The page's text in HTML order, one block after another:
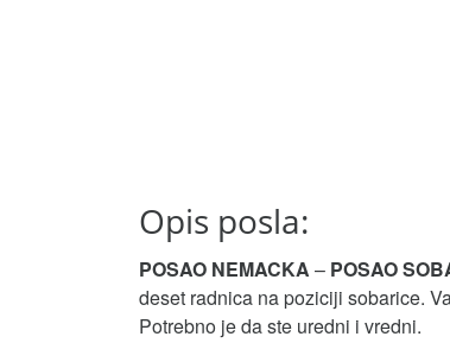
Opis posla:
POSAO NEMACKA – POSAO
deset radnica na poziciji sobarice.
Potrebno je da ste uredni i vredni.